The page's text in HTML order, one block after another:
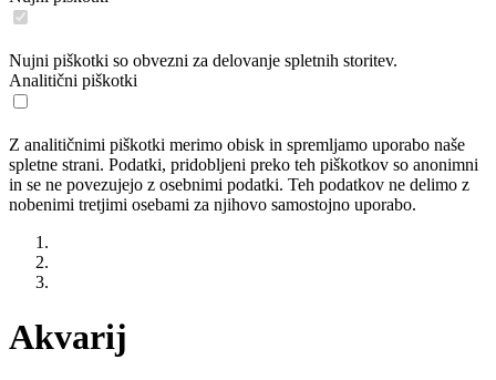
Nujni piškotki so obvezni za delovanje spletnih storitev.
Analitični piškotki
Z analitičnimi piškotki merimo obisk in spremljamo uporabo naše
spletne strani. Podatki, pridobljeni preko teh piškotkov so anonimni
in se ne povezujejo z osebnimi podatki. Teh podatkov ne delimo z
nobenimi tretjimi osebami za njihovo samostojno uporabo.
Akvarij